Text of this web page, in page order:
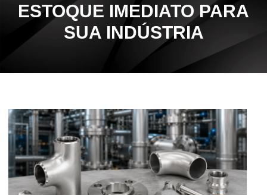
ESTOQUE IMEDIATO PARA
SUA INDÚSTRIA